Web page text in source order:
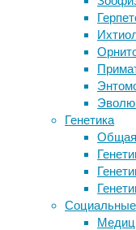
Генетика
Общая
под
яркой
Солнца.
Пройти
ее
насквозь
могут
волны
пульсаров,
Голуби
Следите